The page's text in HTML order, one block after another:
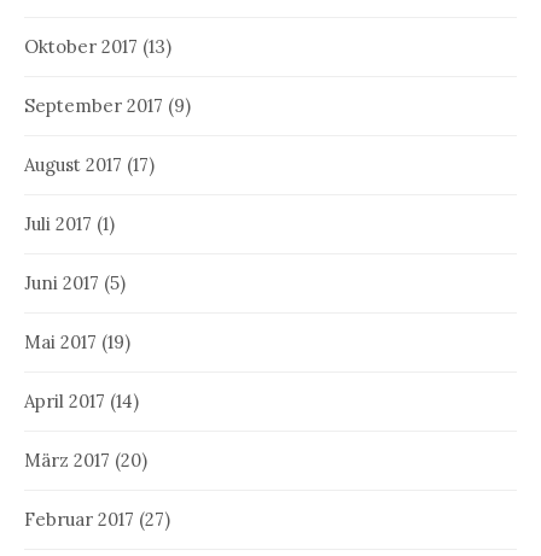
Oktober 2017 (13)
September 2017 (9)
August 2017 (17)
Juli 2017 (1)
Juni 2017 (5)
Mai 2017 (19)
April 2017 (14)
März 2017 (20)
Februar 2017 (27)